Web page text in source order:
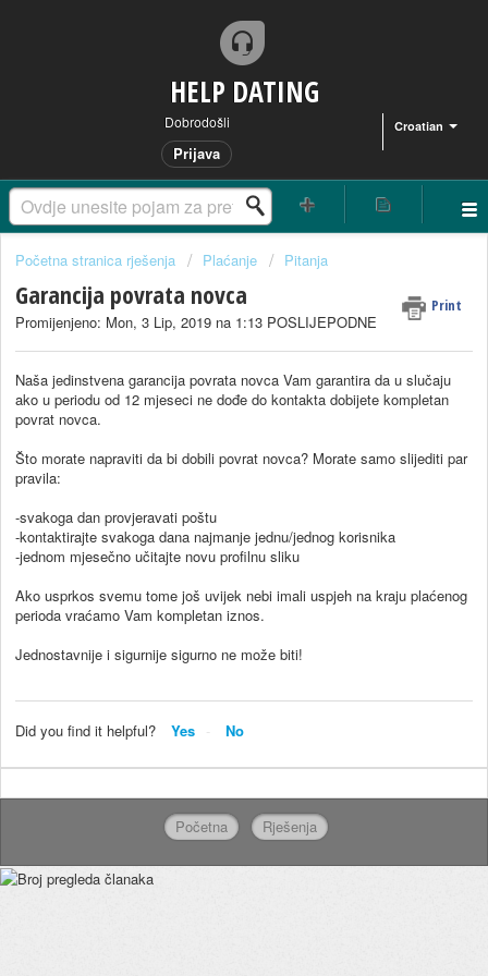
HELP DATING
Croatian
Dobrodošli
Prijava
Početna stranica rješenja Plaćanje Pitanja
Garancija povrata novca Print
Promijenjeno: Mon, 3 Lip, 2019 na 1:13 POSLIJEPODNE
Naša jedinstvena garancija povrata novca Vam garantira da u slučaju
ako u periodu od 12 mjeseci ne dođe do kontakta dobijete kompletan
povrat novca.
Što morate napraviti da bi dobili povrat novca? Morate samo slijediti par
pravila:
-svakoga dan provjeravati poštu
-kontaktirajte svakoga dana najmanje jednu/jednog korisnika
-jednom mjesečno učitajte novu profilnu sliku
Ako usprkos svemu tome još uvijek nebi imali uspjeh na kraju plaćenog
perioda vraćamo Vam kompletan iznos.
Jednostavnije i sigurnije sigurno ne može biti!
Did you find it helpful? Yes No
Početna Rješenja